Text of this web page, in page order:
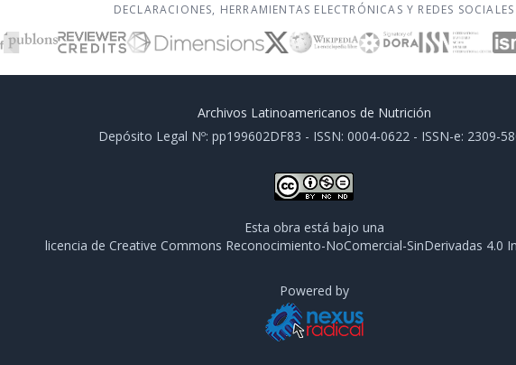
DECLARACIONES, HERRAMIENTAS ELECTRÓNICAS Y REDES SOCIALES
Archivos Latinoamericanos de Nutrición
Depósito Legal Nº: pp199602DF83 - ISSN: 0004-0622 - ISSN-e: 2309-
Esta obra está bajo una
licencia de Creative Commons Reconocimiento-NoComercial-SinDerivadas 4.0
Powered by